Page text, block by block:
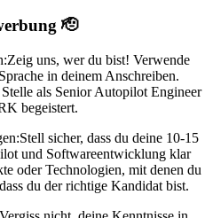
🫡
Zeig uns, wer du bist! Verwende
in deinem Anschreiben.
als Senior Autopilot Engineer
begeistert.
Stell sicher, dass du deine 10-15
und Softwareentwicklung klar
oder Technologien, mit denen du
du der richtige Kandidat bist.